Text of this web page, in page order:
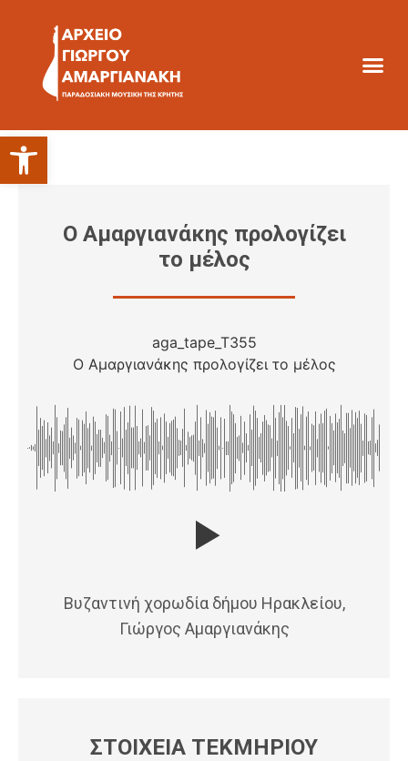
Ανοίξτε τη γραμμή εργαλείων
Ο Αμαργιανάκης προλογίζει
το μέλος
aga_tape_T355
Ο Αμαργιανάκης προλογίζει το μέλος
Βυζαντινή χορωδία δήμου Ηρακλείου,
Γιώργος Αμαργιανάκης
ΣΤΟΙΧΕΙΑ ΤΕΚΜΗΡΙΟΥ